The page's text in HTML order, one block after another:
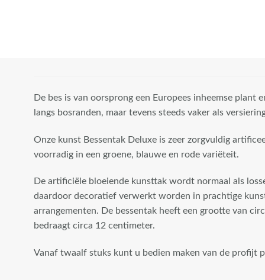
De bes is van oorsprong een Europees inheemse plant
langs bosranden, maar tevens steeds vaker als
Onze kunst Bessentak Deluxe is zeer zorgvuldig
voorradig in een groene, blauwe en rode variëteit.
De artificiële bloeiende kunsttak wordt normaal als
daardoor decoratief verwerkt worden in prachtige
arrangementen. De bessentak heeft een grootte van
bedraagt circa 12 centimeter.
Vanaf twaalf stuks kunt u bedien maken van de profijt